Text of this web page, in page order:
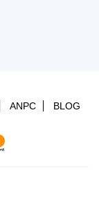
ANPC BLOG